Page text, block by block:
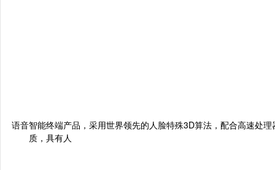
语音智能终端产品，采用世界领先的人脸特殊3D算法，配合高速处
质，具有人